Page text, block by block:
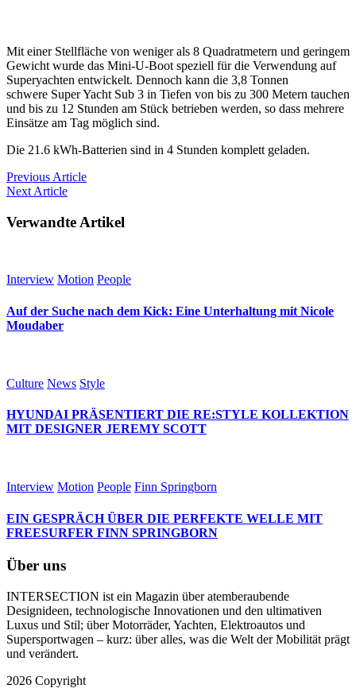
Mit einer Stellfläche von weniger als 8 Quadratmetern und geringem
Gewicht wurde das Mini-U-Boot speziell für die Verwendung auf
Superyachten entwickelt. Dennoch kann die 3,8 Tonnen
schwere Super Yacht Sub 3 in Tiefen von bis zu 300 Metern tauchen
und bis zu 12 Stunden am Stück betrieben werden, so dass mehrere
Einsätze am Tag möglich sind.
Die 21.6 kWh-Batterien sind in 4 Stunden komplett geladen.
Previous Article
Next Article
Verwandte Artikel
Interview Motion People
Auf der Suche nach dem Kick: Eine Unterhaltung mit Nicole
Moudaber
Culture News Style
HYUNDAI PRÄSENTIERT DIE RE:STYLE KOLLEKTION
MIT DESIGNER JEREMY SCOTT
Interview Motion People Finn Springborn
EIN GESPRÄCH ÜBER DIE PERFEKTE WELLE MIT
FREESURFER FINN SPRINGBORN
Über uns
INTERSECTION ist ein Magazin über atemberaubende
Designideen, technologische Innovationen und den ultimativen
Luxus und Stil; über Motorräder, Yachten, Elektroautos und
Supersportwagen – kurz: über alles, was die Welt der Mobilität prägt
und verändert.
2026 Copyright